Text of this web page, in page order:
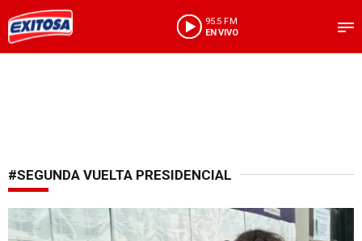
95.5 FM
EN VIVO
#SEGUNDA VUELTA PRESIDENCIAL
Ratifican legalidad en proceso electoral